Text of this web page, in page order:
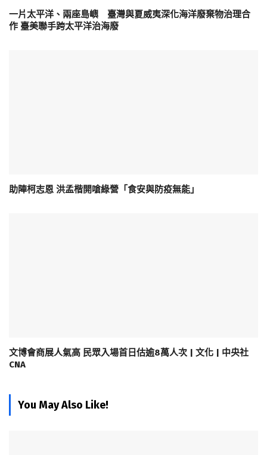
一片太平洋、兩座島嶼 臺灣與夏威夷深化海洋廢棄物治理合
作 臺美聯手跨太平洋治海廢
助陣柯志恩 洪孟楷開嗆綠營「食安與防疫無能」
文博會商展人氣高 民眾入場首日估逾8萬人次 | 文化 | 中央社
CNA
You May Also Like!